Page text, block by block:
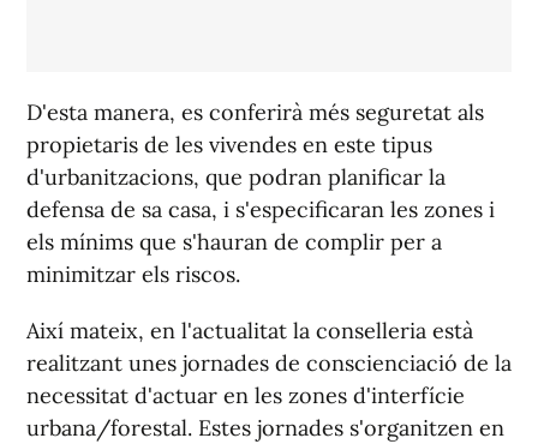
D'esta manera, es conferirà més seguretat als
propietaris de les vivendes en este tipus
d'urbanitzacions, que podran planificar la
defensa de sa casa, i s'especificaran les zones i
els mínims que s'hauran de complir per a
minimitzar els riscos.
Així mateix, en l'actualitat la conselleria està
realitzant unes jornades de conscienciació de la
necessitat d'actuar en les zones d'interfície
urbana/forestal. Estes jornades s'organitzen en